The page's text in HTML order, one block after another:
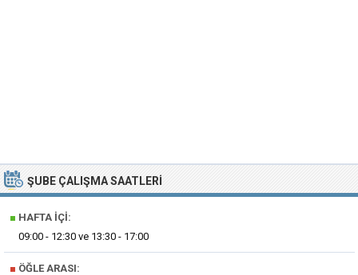
ŞUBE ÇALIŞMA SAATLERI
■ HAFTA İÇI:
09:00 - 12:30 ve 13:30 - 17:00
■ ÖĞLE ARASI: